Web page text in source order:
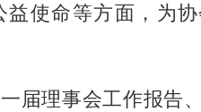
使命等方面，为
届理事会工作报告